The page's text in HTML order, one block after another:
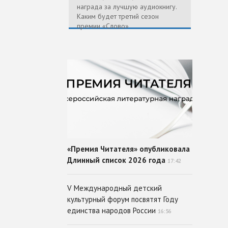
награда за лучшую аудиокнигу.
Каким будет третий сезон
премии «Слово»
«Премия Читателя» опубликовала
Длинный список 2026 года 17:42
V Международный детский
культурный форум посвятят Году
единства народов России 16:56